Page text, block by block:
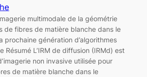
multimodale de la géométrie
de fibres de matière blanche dans le
prochaine génération d’algorithmes
Résumé L’IRM de diffusion (IRMd) est
non invasive utilisée pour
de matière blanche dans le